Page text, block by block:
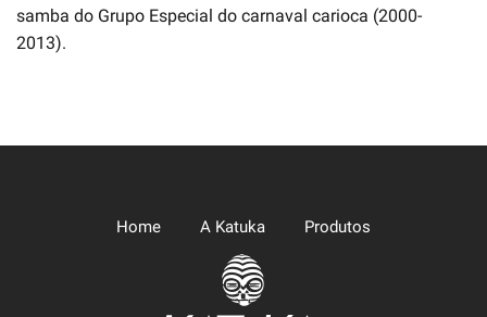
samba do Grupo Especial do carnaval carioca (2000-
2013).
Home A Katuka Produtos